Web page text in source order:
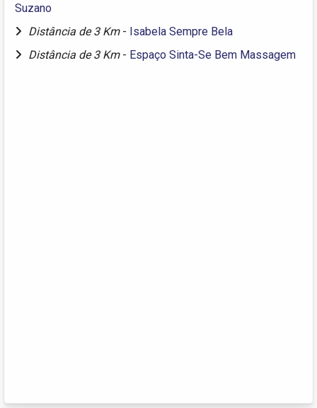
Suzano
Distância de 3 Km - Isabela Sempre Bela
Distância de 3 Km - Espaço Sinta-Se Bem Massagem